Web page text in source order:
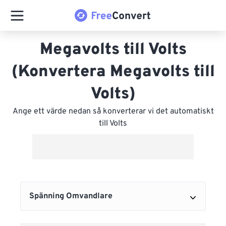
Megavolts till Volts
(Konvertera Megavolts till
Volts)
Ange ett värde nedan så konverterar vi det automatiskt
till Volts